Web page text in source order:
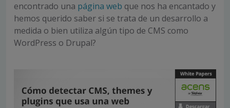
encontrado una página web que nos ha encantado y
hemos querido saber si se trata de un desarrollo a
medida o bien utiliza algún tipo de CMS como
WordPress o Drupal?